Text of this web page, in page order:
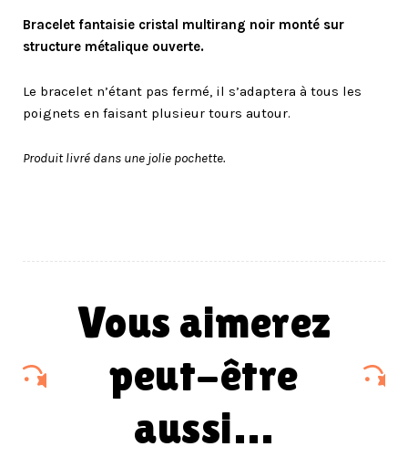
Bracelet fantaisie cristal multirang noir monté sur
structure métalique ouverte.
Le bracelet n’étant pas fermé, il s’adaptera à tous les
poignets en faisant plusieur tours autour.
Produit livré dans une jolie pochette.
vous aimerez
peut-être
aussi…